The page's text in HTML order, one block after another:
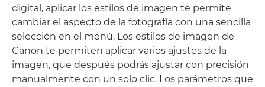
digital, aplicar los estilos de imagen te permite
cambiar el aspecto de la fotografía con una sencilla
selección en el menú. Los estilos de imagen de
Canon te permiten aplicar varios ajustes de la
imagen, que después podrás ajustar con precisión
manualmente con un solo clic. Los parámetros que